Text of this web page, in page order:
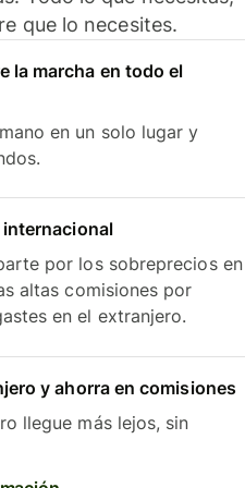
que lo necesites.
la marcha en todo el
en un solo lugar y
por los sobreprecios en
altas comisiones por
en el extranjero.
y ahorra en comisiones
llegue más lejos, sin